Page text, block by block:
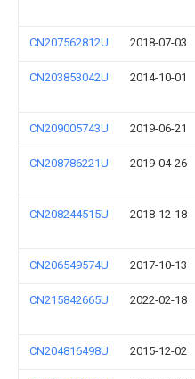
CN207562812U 2018-07-03
CN203853042U 2014-10-01
CN209005743U 2019-06-21
CN208786221U 2019-04-26
CN208244515U 2018-12-18
CN206549574U 2017-10-13
CN215842665U 2022-02-18
CN204816498U 2015-12-02